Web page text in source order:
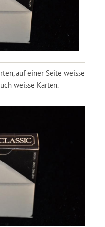
auf einer Seite weisse
weisse Karten.